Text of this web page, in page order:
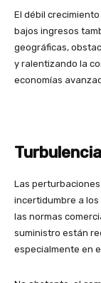
El débil
bajos ingresos
geográficas,
y ralentizando la
economías
Las
incertidumbre a
las normas
suministro están
especialmente en